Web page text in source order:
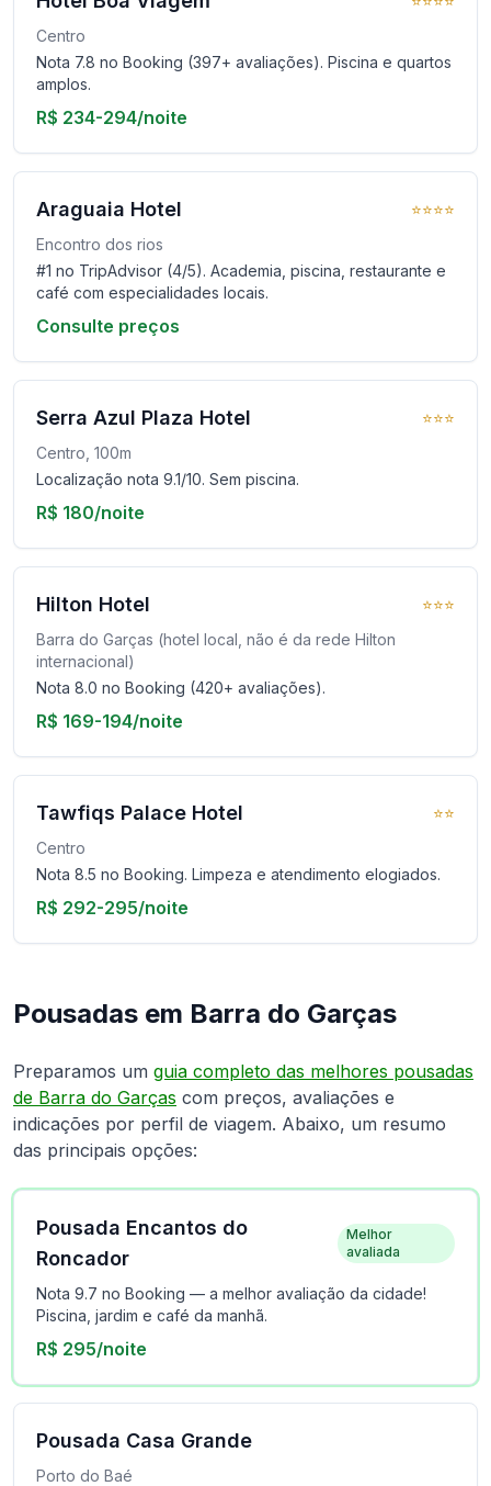
Centro
Nota 7.8 no Booking (397+ avaliações). Piscina e quartos
amplos.
R$ 234-294/noite
Araguaia Hotel
⭐⭐⭐⭐
Encontro dos rios
#1 no TripAdvisor (4/5). Academia, piscina, restaurante e
café com especialidades locais.
Consulte preços
Serra Azul Plaza Hotel
⭐⭐⭐
Centro, 100m
Localização nota 9.1/10. Sem piscina.
R$ 180/noite
Hilton Hotel
⭐⭐⭐
Barra do Garças (hotel local, não é da rede Hilton
internacional)
Nota 8.0 no Booking (420+ avaliações).
R$ 169-194/noite
Tawfiqs Palace Hotel
⭐⭐
Centro
Nota 8.5 no Booking. Limpeza e atendimento elogiados.
R$ 292-295/noite
Pousadas em Barra do Garças
Preparamos um guia completo das melhores pousadas
de Barra do Garças com preços, avaliações e
indicações por perfil de viagem. Abaixo, um resumo
das principais opções:
Pousada Encantos do
Roncador
Melhor
avaliada
Nota 9.7 no Booking — a melhor avaliação da cidade!
Piscina, jardim e café da manhã.
R$ 295/noite
Pousada Casa Grande
Porto do Baé